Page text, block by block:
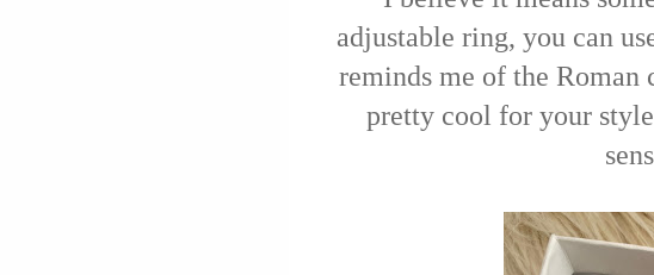
adjustable ring, you can
reminds me of the Roman
pretty cool for your